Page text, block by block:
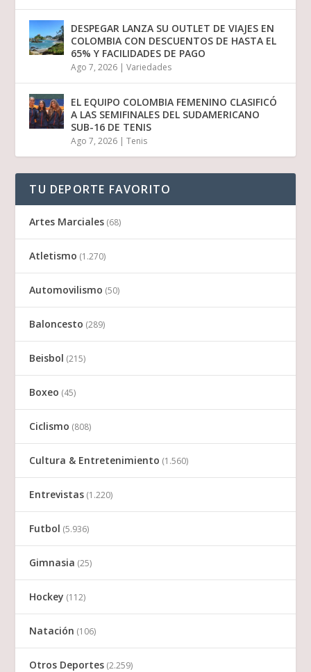
DESPEGAR LANZA SU OUTLET DE VIAJES EN
COLOMBIA CON DESCUENTOS DE HASTA EL
65% Y FACILIDADES DE PAGO
Ago 7, 2026 |Variedades
EL EQUIPO COLOMBIA FEMENINO CLASIFICÓ
A LAS SEMIFINALES DEL SUDAMERICANO
SUB-16 DE TENIS
Ago 7, 2026 |Tenis
TU DEPORTE FAVORITO
Artes Marciales (68)
Atletismo (1.270)
Automovilismo (50)
Baloncesto (289)
Beisbol (215)
Boxeo (45)
Ciclismo (808)
Cultura & Entretenimiento (1.560)
Entrevistas (1.220)
Futbol (5.936)
Gimnasia (25)
Hockey (112)
Natación (106)
Otros Deportes (2.259)